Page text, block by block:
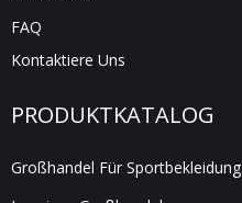
FAQ
Kontaktiere Uns
PRODUKTKATALOG
Großhandel Für Sportbekleidung